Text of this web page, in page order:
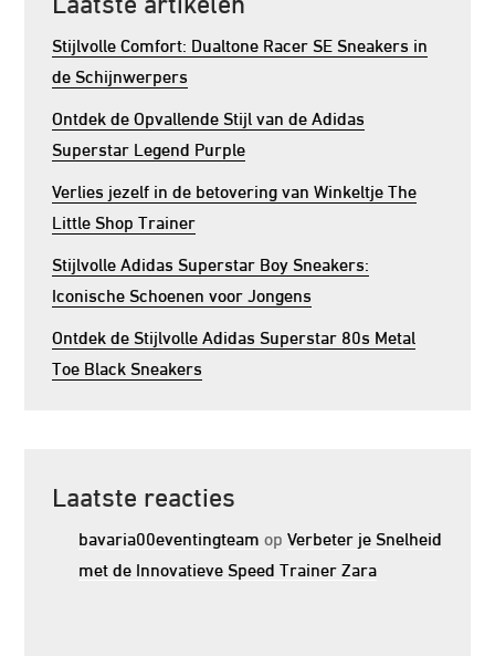
Stijlvolle Comfort: Dualtone Racer SE Sneakers in
de Schijnwerpers
Ontdek de Opvallende Stijl van de Adidas
Superstar Legend Purple
Verlies jezelf in de betovering van Winkeltje The
Little Shop Trainer
Stijlvolle Adidas Superstar Boy Sneakers:
Iconische Schoenen voor Jongens
Ontdek de Stijlvolle Adidas Superstar 80s Metal
Toe Black Sneakers
Laatste reacties
bavaria00eventingteam opVerbeter je Snelheid
met de Innovatieve Speed Trainer Zara